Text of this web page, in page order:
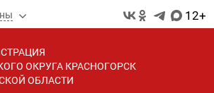
12+
ОКРУГА КРАСНОГОРСК
ОБЛАСТИ